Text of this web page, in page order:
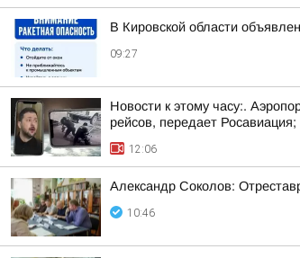
В Кировской области
09:27
Новости к этому часу:.
рейсов, передает
12:06
Александр Соколов:
10:46